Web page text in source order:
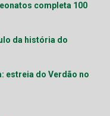
completa 100
da história do
estreia do Verdão no